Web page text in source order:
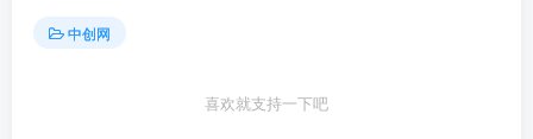
中创网
喜欢就支持一下吧